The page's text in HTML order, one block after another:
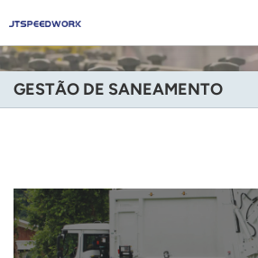
+86 -18681515767
English
Deutsch
Русский
GESTÃO DE SANEAMENTO